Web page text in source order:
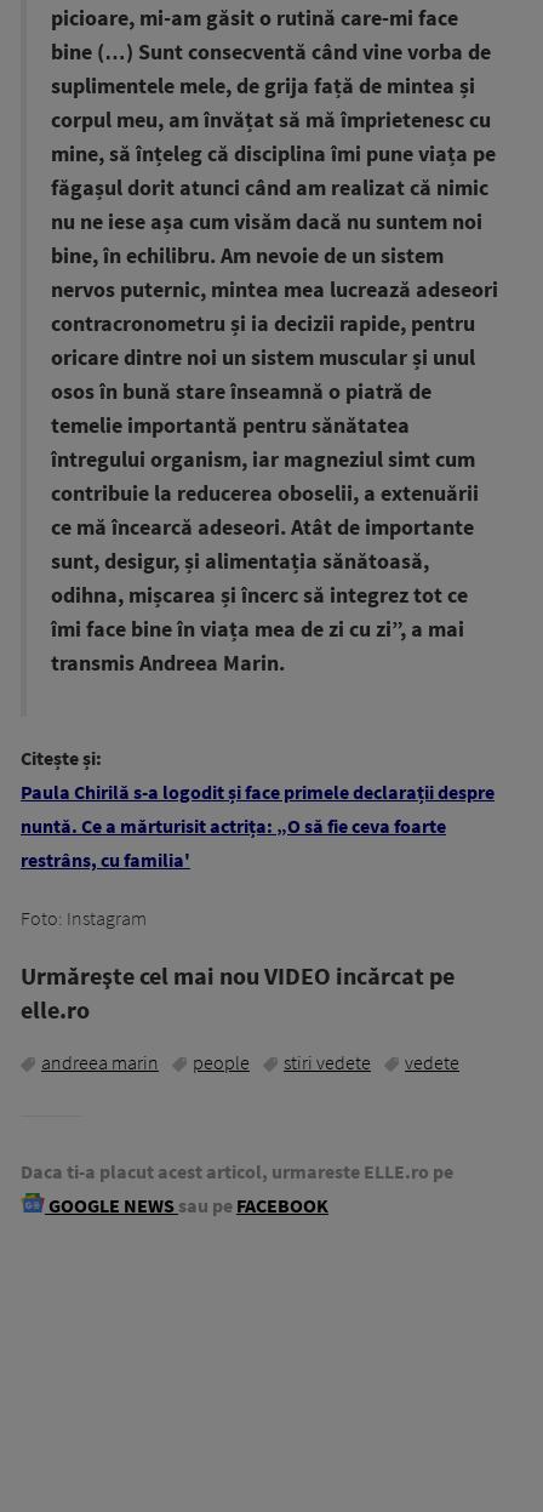
picioare, mi-am găsit o rutină care-mi face
bine (…) Sunt consecventă când vine vorba de
suplimentele mele, de grija față de mintea și
corpul meu, am învățat să mă împrietenesc cu
mine, să înțeleg că disciplina îmi pune viața pe
făgașul dorit atunci când am realizat că nimic
nu ne iese așa cum visăm dacă nu suntem noi
bine, în echilibru. Am nevoie de un sistem
nervos puternic, mintea mea lucrează adeseori
contracronometru și ia decizii rapide, pentru
oricare dintre noi un sistem muscular și unul
osos în bună stare înseamnă o piatră de
temelie importantă pentru sănătatea
întregului organism, iar magneziul simt cum
contribuie la reducerea oboselii, a extenuării
ce mă încearcă adeseori. Atât de importante
sunt, desigur, și alimentația sănătoasă,
odihna, mișcarea și încerc să integrez tot ce
îmi face bine în viața mea de zi cu zi”, a mai
transmis Andreea Marin.
Citește și:
Paula Chirilă s-a logodit și face primele declarații despre
nuntă. Ce a mărturisit actrița: „O să fie ceva foarte
restrâns, cu familia'
Foto: Instagram
Urmăreşte cel mai nou VIDEO incărcat pe
elle.ro
andreea marin people stiri vedete vedete
Daca ti-a placut acest articol, urmareste ELLE.ro pe
GOOGLE NEWS sau pe FACEBOOK